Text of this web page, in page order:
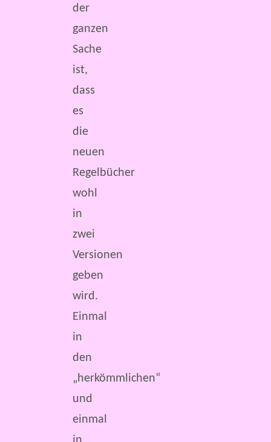
der
ganzen
Sache
ist,
dass
es
die
neuen
Regelbücher
wohl
in
zwei
Versionen
geben
wird.
Einmal
in
den
„herkömmlichen“
und
einmal